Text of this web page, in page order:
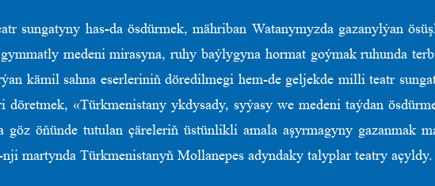
sungatyny has-da ösdürmek, mähriban Watanymyzda gazanylýan
medeni mirasyna, ruhy baýlygyna hormat goýmak ruhunda
kämil sahna eserleriniň döredilmegi hem-de geljekde milli teatr
«Türkmenistany ykdysady, syýasy we medeni taýdan
öňünde tutulan çäreleriň üstünlikli amala aşyrmagyny gazanmak
martynda Türkmenistanyň Mollanepes adyndaky talyplar teatry açyldy.